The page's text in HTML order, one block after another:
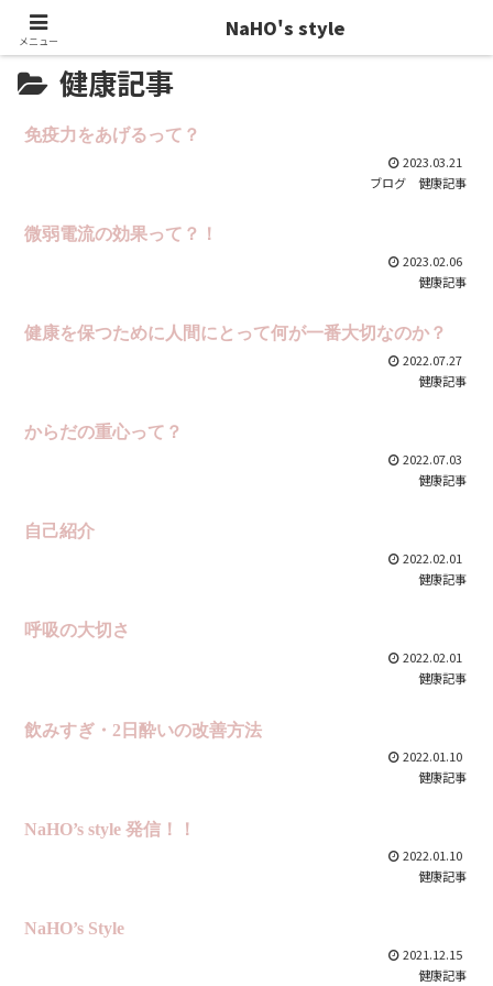
健康記事
免疫力をあげるって？
2023.03.21
ブログ
健康記事
微弱電流の効果って？！
2023.02.06
健康記事
健康を保つために人間にとって何が一番大切なのか？
2022.07.27
健康記事
からだの重心って？
2022.07.03
健康記事
自己紹介
2022.02.01
健康記事
呼吸の大切さ
2022.02.01
健康記事
飲みすぎ・2日酔いの改善方法
2022.01.10
健康記事
NaHO’s style 発信！！
2022.01.10
健康記事
NaHO’s Style
2021.12.15
健康記事
メニュー
NaHO's style